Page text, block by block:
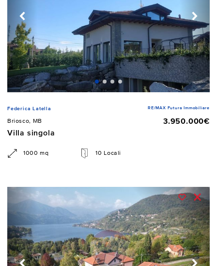
Federica Latella RE/MAX Futura Immobiliare
Briosco, MB
3.950.000€
Villa singola
1000 mq 10 Locali